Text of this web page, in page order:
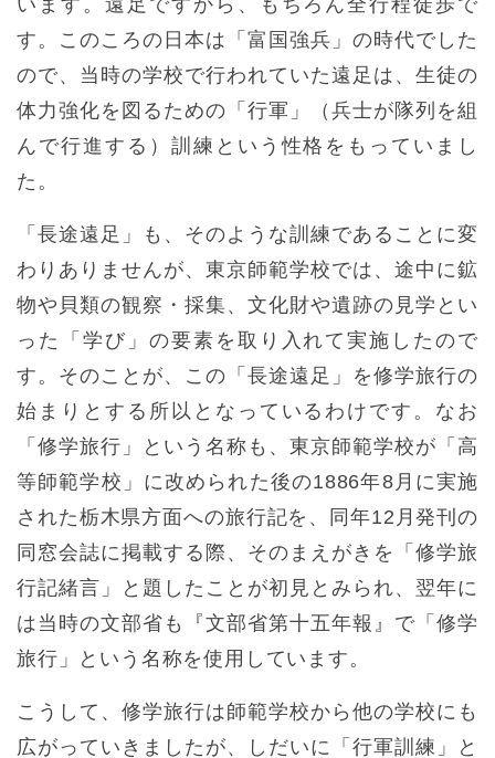
います。遠足ですから、もちろん全行程徒歩で
す。このころの日本は「富国強兵」の時代でした
ので、当時の学校で行われていた遠足は、生徒の
体力強化を図るための「行軍」（兵士が隊列を組
んで行進する）訓練という性格をもっていまし
た。
「長途遠足」も、そのような訓練であることに変
わりありませんが、東京師範学校では、途中に鉱
物や貝類の観察・採集、文化財や遺跡の見学とい
った「学び」の要素を取り入れて実施したので
す。そのことが、この「長途遠足」を修学旅行の
始まりとする所以となっているわけです。なお
「修学旅行」という名称も、東京師範学校が「高
等師範学校」に改められた後の1886年8月に実施
された栃木県方面への旅行記を、同年12月発刊の
同窓会誌に掲載する際、そのまえがきを「修学旅
行記緒言」と題したことが初見とみられ、翌年に
は当時の文部省も『文部省第十五年報』で「修学
旅行」という名称を使用しています。
こうして、修学旅行は師範学校から他の学校にも
広がっていきましたが、しだいに「行軍訓練」と